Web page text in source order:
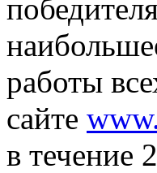
работы
сайте
в течение